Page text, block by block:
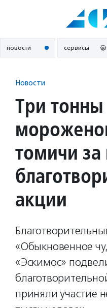
новости сервисы
Новости
Три тонны
томичи
акции
«Обыкновенное
«Эскимос»
приняли участие